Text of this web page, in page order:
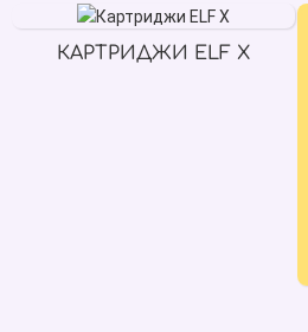
КАРТРИДЖИ ELF X